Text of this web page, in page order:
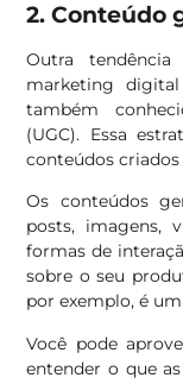
2. Conteúdo
Outra
marketing
também
(UGC). Essa
conteúdos
Os conteúdos
posts, imagens,
formas de
sobre o seu
por exemplo, é
Você pode
entender o que